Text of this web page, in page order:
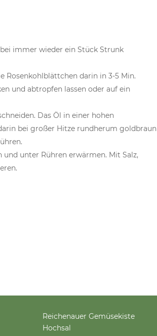
immer wieder ein Stück Strunk
Rosenkohlblättchen darin in 3-5 Min.
und abtropfen lassen oder auf ein
Das Öl in einer hohen
bei großer Hitze rundherum goldbraun
unter Rühren erwärmen. Mit Salz,
Reichenauer Gemüsekiste
Hochsal